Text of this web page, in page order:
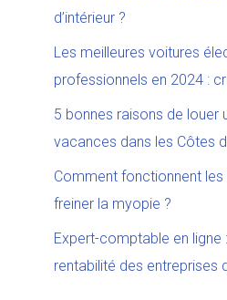
d’intérieur ?
Les meilleures voitures
professionnels en 2024 :
5 bonnes raisons de louer
vacances dans les Côtes
Comment fonctionnent les
freiner la myopie ?
Expert-comptable en
rentabilité des entreprises